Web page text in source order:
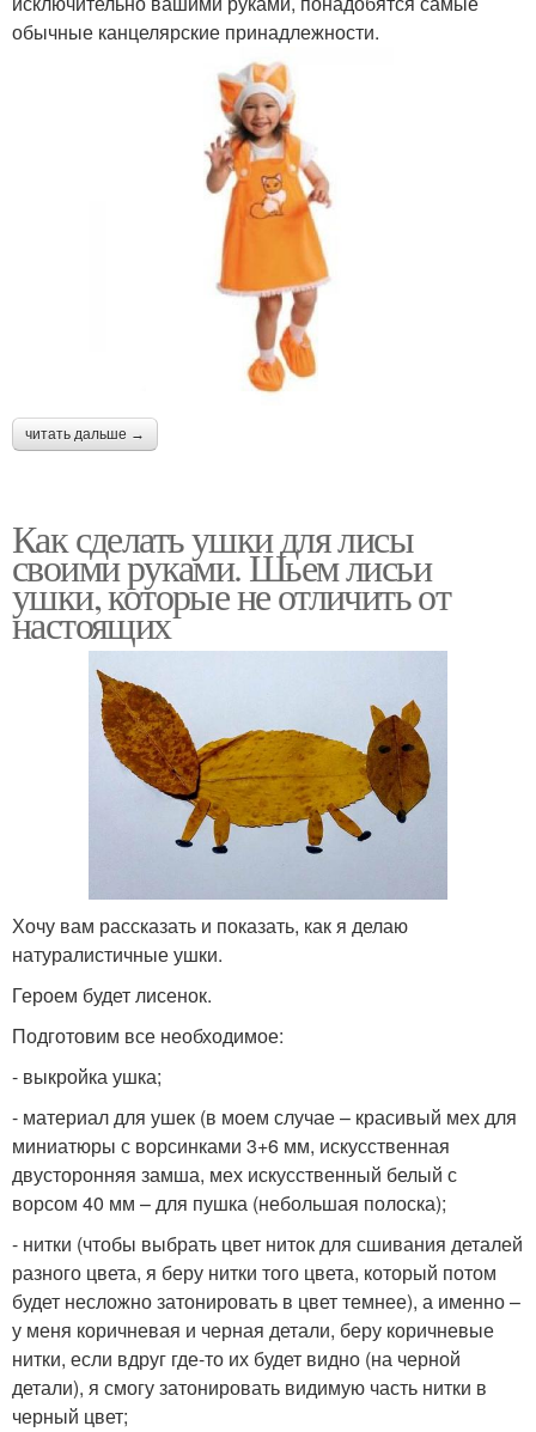
обычные канцелярские принадлежности.
читать дальше →
Как сделать ушки для лисы
своими руками. Шьем лисьи
ушки, которые не отличить от
настоящих
Хочу вам рассказать и показать, как я делаю
натуралистичные ушки.
Героем будет лисенок.
Подготовим все необходимое:
- выкройка ушка;
- материал для ушек (в моем случае – красивый мех для
миниатюры с ворсинками 3+6 мм, искусственная
двусторонняя замша, мех искусственный белый с
ворсом 40 мм – для пушка (небольшая полоска);
- нитки (чтобы выбрать цвет ниток для сшивания деталей
разного цвета, я беру нитки того цвета, который потом
будет несложно затонировать в цвет темнее), а именно –
у меня коричневая и черная детали, беру коричневые
нитки, если вдруг где-то их будет видно (на черной
детали), я смогу затонировать видимую часть нитки в
черный цвет;